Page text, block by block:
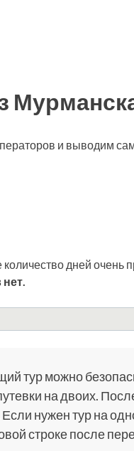
и выводим
дней очень
тур можно
на двоих.
нужен тур на
строке после